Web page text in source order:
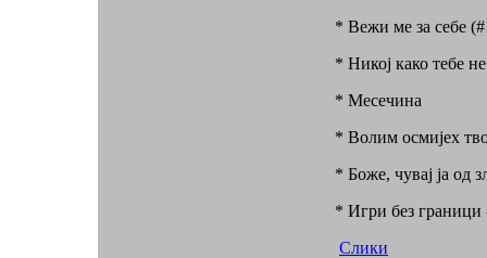
* Вежи ме за себе
* Никој како тебе
* Месечина
* Волим осмијех
* Боже, чувај ја од
* Игри без граници
Слики